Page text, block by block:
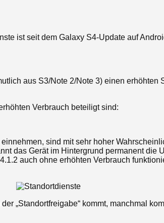
ist seit dem Galaxy S4-Update auf
aus S3/Note 2/Note 3) einen
Verbrauch beteiligt sind:
sind mit sehr hoher
das Gerät im Hintergrund permanent
auch ohne erhöhten Verbrauch
„Standortfreigabe“ kommt, manchmal